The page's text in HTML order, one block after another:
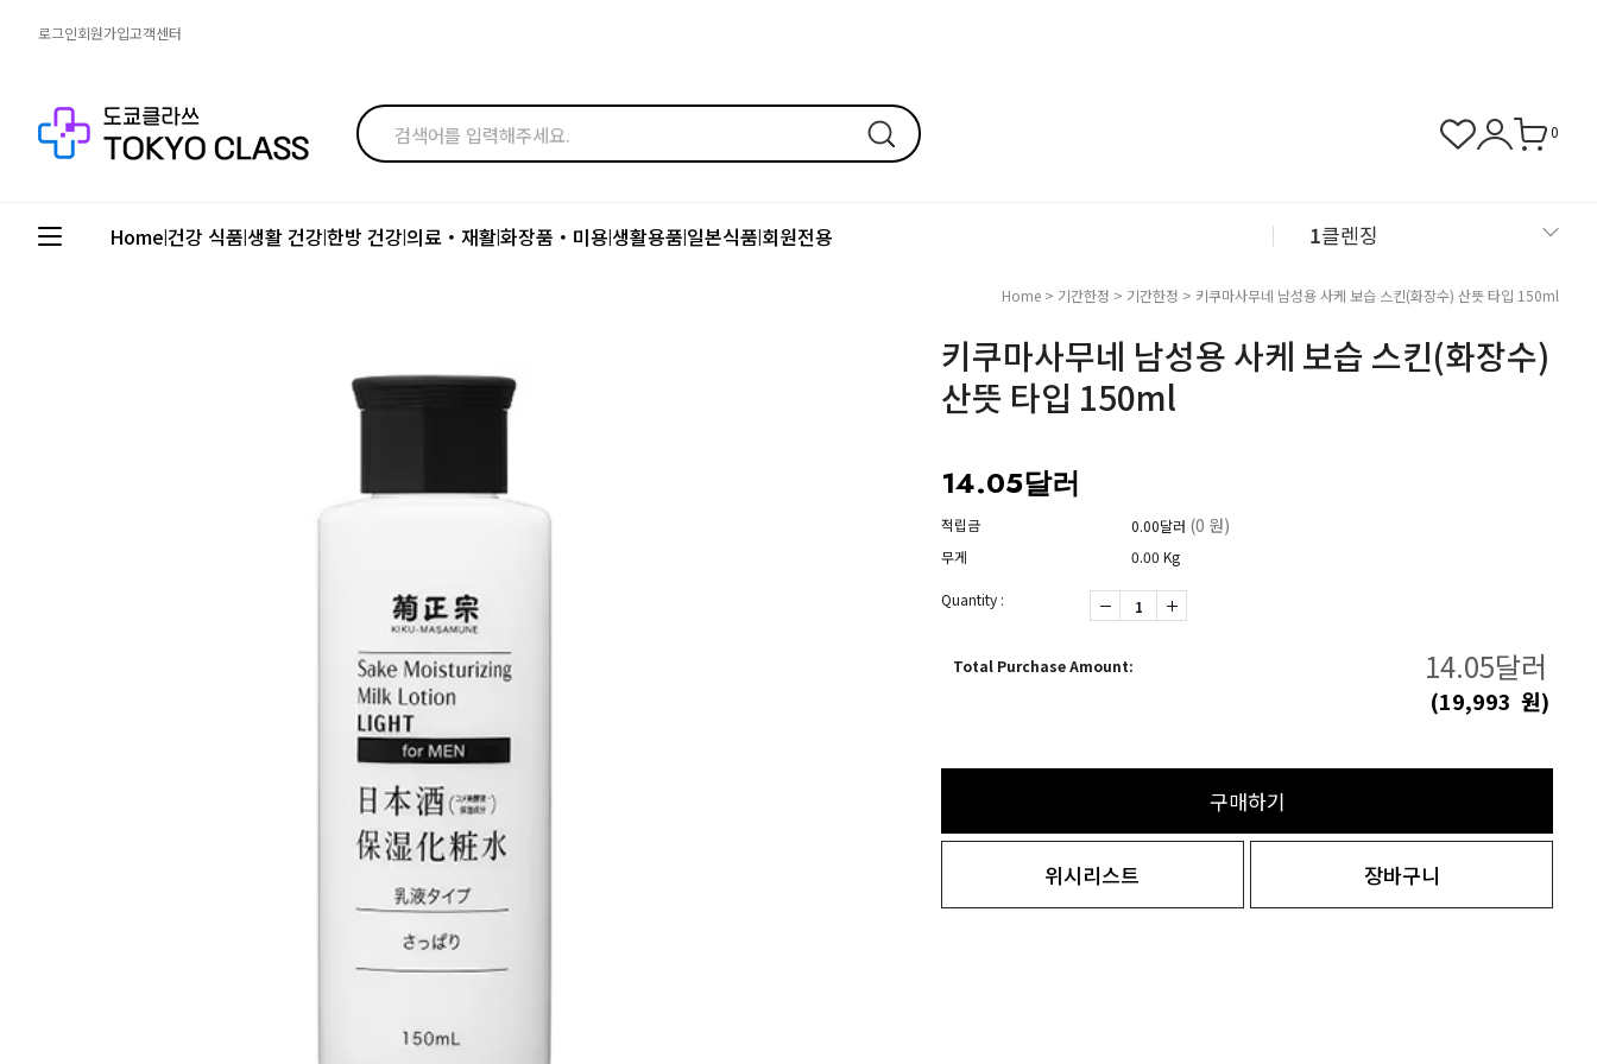
로그인회원가입고객센터
0
Home|건강 식품|생활 건강|한방 건강|의료・재활|화장품・미용|생활용품|일본식품|회원전용 1클렌징
2샴푸
3근육관절
Home > 기간한정 > 기간한정 > 키쿠마사무네 남성용 사케 보습 스킨(화장수) 산뜻 타입 150ml
키쿠마사무네 남성용 사케 보습 스킨(화장수)
산뜻 타입 150ml
14.05달러
적립금 0.00달러 (0 원)
무게 0.00 Kg
Quantity :
Total Purchase Amount: 14.05달러
(19,993 원)
구매하기
위시리스트 장바구니